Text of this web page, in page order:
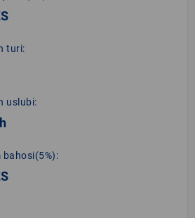
turi:
uslubi: